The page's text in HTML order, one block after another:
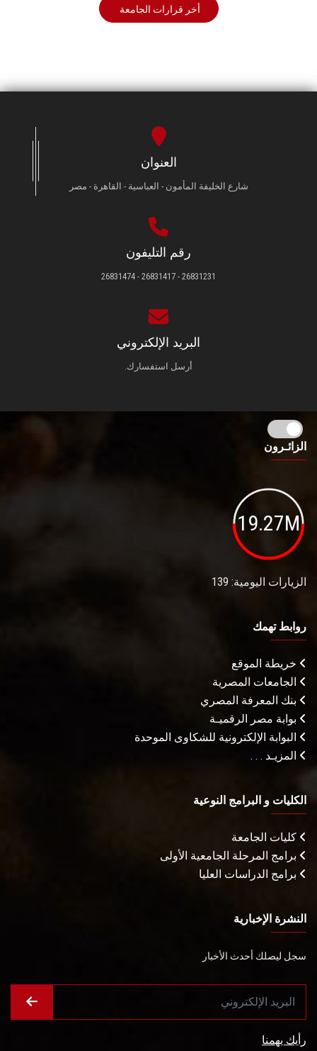
أخر قرارات الجامعة
العنوان
شارع الخليفة المأمون - العباسية - القاهرة - مصر
رقم التليفون
26831231 - 26831417 - 26831474
البريد الإلكتروني
أرسل استفسارك.
الزائـرون
19.27M
الزيارات اليومية: 139
روابط تهمك
خريطة الموقع
الجامعات المصرية
بنك المعرفة المصري
بوابة مصر الرقميـة
البوابة الإلكترونية للشكاوى الموحدة
المزيـد . . .
الكليات و البرامج النوعية
كليات الجامعة
برامج المرحلة الجامعية الأولى
برامج الدراسات العليا
النشرة الإخبارية
سجل ليصلك أحدث الأخبار
رأيك يهمنا